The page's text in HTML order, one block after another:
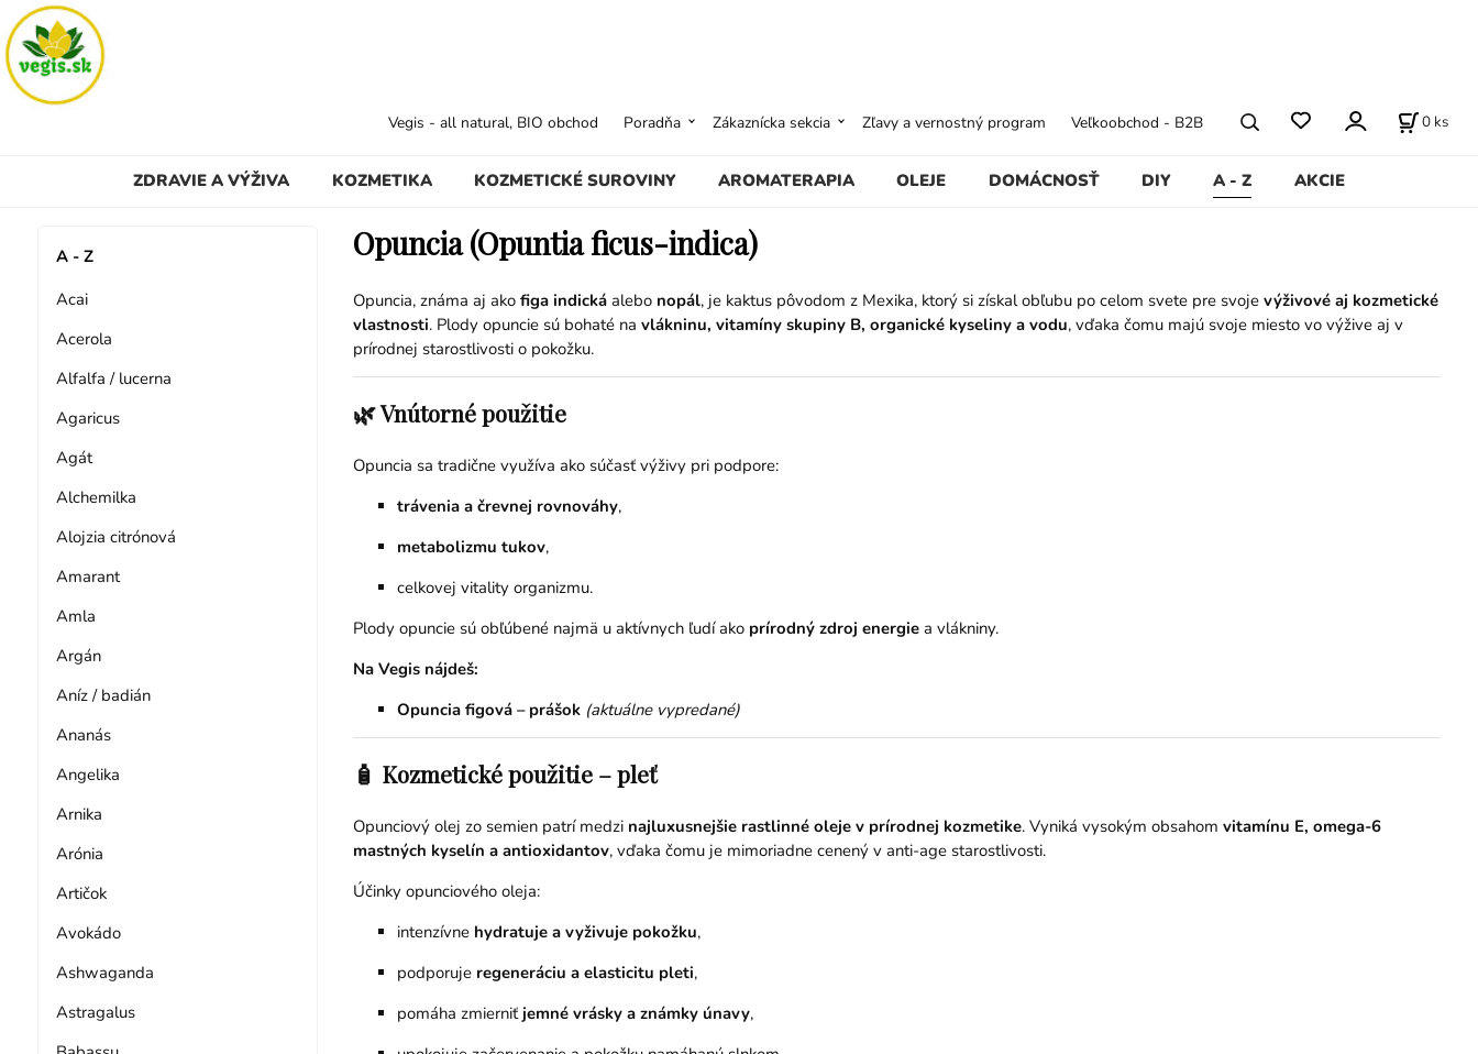
ZDRAVIE A VÝŽIVA KOZMETIKA KOZMETICKÉ SUROVINY AROMATERAPIA OLEJE DOMÁCNOSŤ DIY A - Z AKCIE
Vegis - all natural, BIO obchod Poradňa Zákaznícka sekcia Zľavy a vernostný program Veľkoobchod - B2B 0 ks
A - Z
Acai
Acerola
Alfalfa / lucerna
Agaricus
Agát
Alchemilka
Alojzia citrónová
Amarant
Amla
Argán
Aníz / badián
Ananás
Angelika
Arnika
Arónia
Artičok
Avokádo
Ashwaganda
Astragalus
Opuncia (Opuntia ficus-indica)
Opuncia, známa aj ako figa indickáalebo nopál, je kaktus pôvodom z Mexika, ktorý si získal obľubu po celom svete pre svoje výživové aj kozmetické
vlastnosti. Plody opuncie sú bohaté na vlákninu, vitamíny skupiny B, organické kyseliny a vodu, vďaka čomu majú svoje miesto vo výžive aj v
prírodnej starostlivosti o pokožku.
🌿 Vnútorné použitie
Opuncia sa tradične využíva ako súčasť výživy pri podpore:
trávenia a črevnej rovnováhy,
metabolizmu tukov,
celkovej vitality organizmu.
Plody opuncie sú obľúbené najmä u aktívnych ľudí ako prírodný zdroj energiea vlákniny.
Na Vegis nájdeš:
Opuncia figová – prášok (aktuálne vypredané)
🧴 Kozmetické použitie – pleť
Opunciový olej zo semien patrí medzi najluxusnejšie rastlinné oleje v prírodnej kozmetike. Vyniká vysokým obsahom vitamínu E, omega-6
mastných kyselín a antioxidantov, vďaka čomu je mimoriadne cenený v anti-age starostlivosti.
Účinky opunciového oleja:
intenzívne hydratuje a vyživuje pokožku,
podporuje regeneráciu a elasticitu pleti,
pomáha zmierniť jemné vrásky a známky únavy,